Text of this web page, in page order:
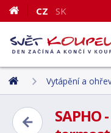
CZ SK
Vytápění a
SAPHO